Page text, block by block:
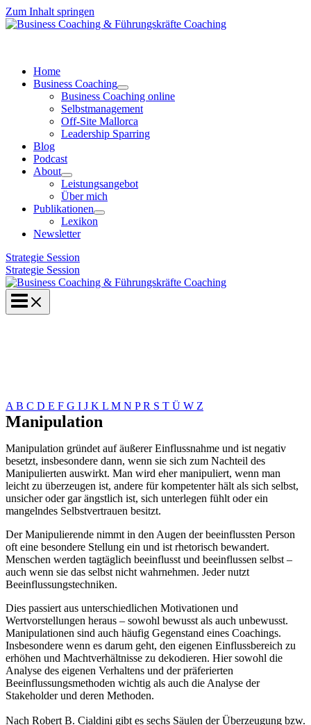
Zum Inhalt springen
Home
Business Coaching
Business Coaching online
Selbstmanagement
Off-Site Mallorca
Leadership Sparring
Blog
Podcast
About
Leistungsangebot
Über mich
Publikationen
Lexikon
Newsletter
Strategie Session
Strategie Session
A B C D E F G I J K L M N PR S T Ü W Z
Manipulation
Manipulation gründet auf äußerer Einflussnahme und ist negativ
besetzt, insbesondere dann, wenn sie sich zum Nachteil des
Manipulierten auswirkt. Man wird eher manipuliert, wenn man
leicht zu überzeugen ist, andere für kompetenter hält als sich selbst,
unsicher oder gar ängstlich ist, sich unterlegen fühlt oder ein
mangelndes Selbstvertrauen besitzt.
Der Manipulierende nimmt in den Augen der beeinflussten Person
oft eine besondere Stellung ein und ist rhetorisch bewandert.
Menschen werden tagtäglich beeinflusst und beeinflussen selbst –
auch wenn sie das selbst nicht wahrnehmen. Jeder nutzt
Beeinflussungstechniken.
Dies passiert aus unterschiedlichen Motivationen und
Wertvorstellungen heraus – sowohl bewusst als auch unbewusst.
Manipulationen sind auch häufig Gegenstand eines Coachings.
Insbesondere wenn es darum geht, den eigenen Einflussbereich zu
erhöhen und Machtverhältnisse zu dekodieren. Hier sowohl die
Analyse des eigenen Verhaltens und der präferierten
Beeinflussungsmethoden wichtig als auch die Analyse der
Stakeholder und deren Methoden.
Nach Robert B. Cialdini gibt es sechs Säulen der Überzeugung bzw.